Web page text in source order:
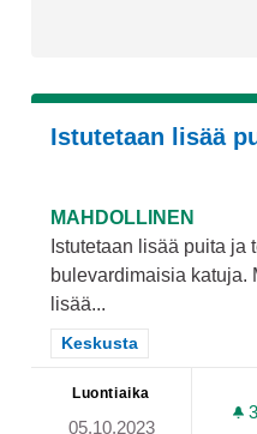
Istutetaan lisää
MAHDOLLINEN
Istutetaan lisää puita ja
bulevardimaisia katuja.
lisää...
Rajaa tulokset teeman
Keskusta
Luontiaika
05.10.2023